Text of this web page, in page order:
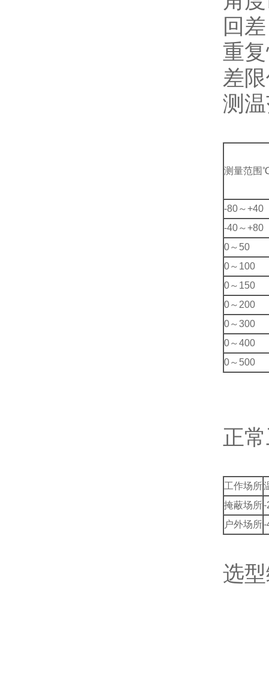
回
重
差
测
测量范围
-80～+40
-40～+80
0～50
0～100
0～150
0～200
0～300
0～400
0～500
正
工作场所
掩蔽场所-
户外场所-
选